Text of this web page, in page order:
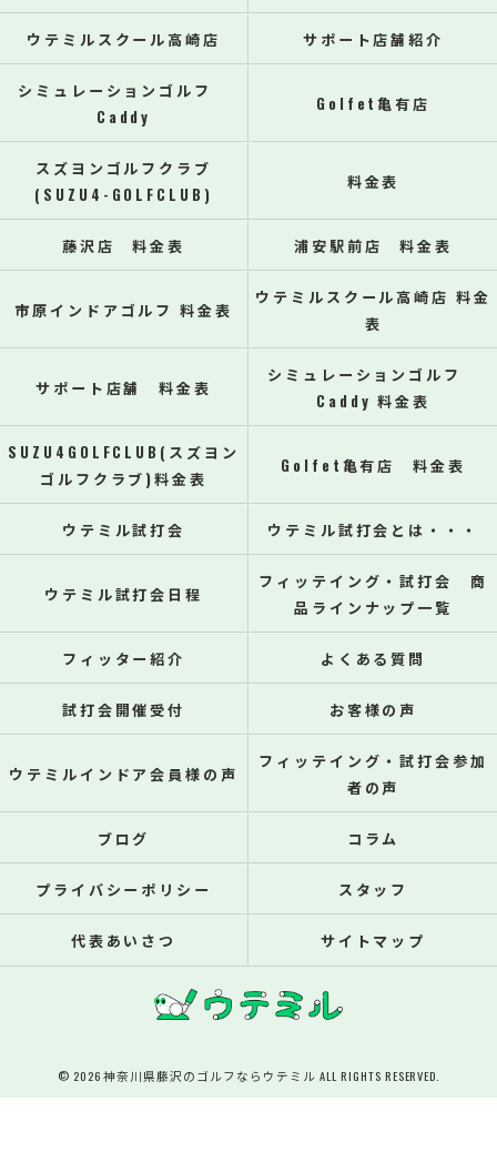
ウテミルスクール高崎店 サポート店舗紹介
シミュレーションゴルフ
Caddy
Golfet亀有店
スズヨンゴルフクラブ
(SUZU4-GOLFCLUB)
料金表
藤沢店 料金表 浦安駅前店 料金表
市原インドアゴルフ 料金表
ウテミルスクール高崎店 料金
表
サポート店舗 料金表
シミュレーションゴルフ
Caddy 料金表
SUZU4GOLFCLUB(スズヨン
ゴルフクラブ)料金表
Golfet亀有店 料金表
ウテミル試打会 ウテミル試打会とは・・・
ウテミル試打会日程
フィッテイング・試打会 商
品ラインナップ一覧
フィッター紹介 よくある質問
試打会開催受付 お客様の声
ウテミルインドア会員様の声
フィッテイング・試打会参加
者の声
ブログ コラム
プライバシーポリシー スタッフ
代表あいさつ サイトマップ
© 2026 神奈川県藤沢のゴルフならウテミル ALL RIGHTS RESERVED.